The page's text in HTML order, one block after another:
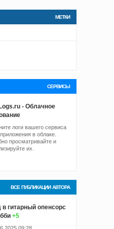
МЕТКИ
СЕРВИСЫ
- Облачное
логи вашего сервиса
в облаке.
просматривайте и
их.
ВСЕ ПУБЛИКАЦИИ АВТОРА
в гитарный опенсорс
+5